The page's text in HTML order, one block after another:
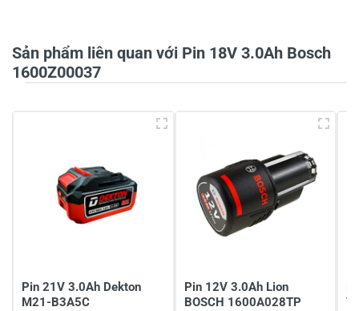
Tiêu đề của nhận xét
Gửi nhận xét
Sản phẩm liên quan với Pin 18V 3.0Ah Bosch
1600Z00037
Pin 21V 3.0Ah Dekton
M21-B3A5C
Pin 12V 3.0Ah Lion
BOSCH 1600A028TP